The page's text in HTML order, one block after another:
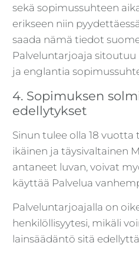
sekä sopimussuhteen
erikseen niin
saada nämä tiedot
Palveluntarjoaja
ja englantia
4. Sopimuksen
edellytykset
Sinun tulee olla 18
ikäinen ja täysivaltainen
antaneet luvan, voivat
käyttää Palvelua
Palveluntarjoajalla on
henkilöllisyytesi, mikäli
lainsäädäntö sitä